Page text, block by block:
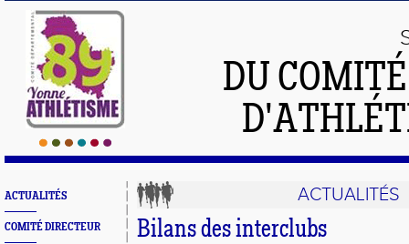
DU
ACTUALITÉS
COMITÉ DIRECTEUR
ACTUALITÉS
Bilans des interclubs